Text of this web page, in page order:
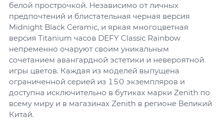
белой прострочкой. Независимо от личных
предпочтений и блистательная черная версия
Midnight Black Ceramic, и яркая многоцветная
версия Titanium часов DEFY Classic Rainbow
непременно очаруют своим уникальным
сочетанием авангардной эстетики и невероятной
игры цветов. Каждая из моделей выпущена
ограниченной серией из 150 экземпляров и
доступна исключительно в бутиках марки Zenith по
всему миру и в магазинах Zenith в регионе Великий
Китай.